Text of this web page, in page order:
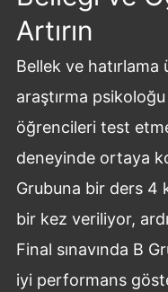
Artırın
Bellek ve hatırlama
araştırma
öğrencileri test
deneyinde ortaya
Grubuna bir ders 4
bir kez veriliyor,
Final sınavında B
iyi performans